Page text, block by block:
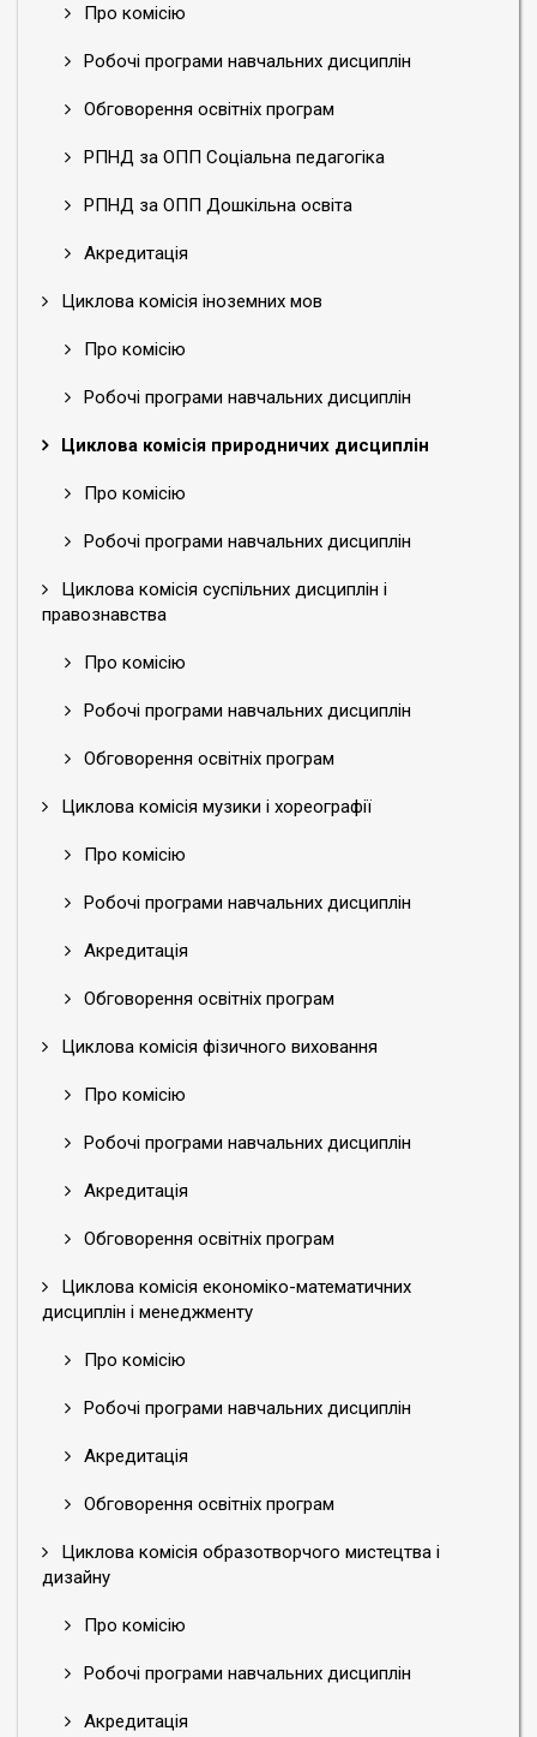
Про комісію
Робочі програми навчальних дисциплін
Обговорення освітніх програм
РПНД за ОПП Соціальна педагогіка
РПНД за ОПП Дошкільна освіта
Акредитація
Циклова комісія іноземних мов
Про комісію
Робочі програми навчальних дисциплін
Циклова комісія природничих дисциплін
Про комісію
Робочі програми навчальних дисциплін
Циклова комісія суспільних дисциплін і
правознавства
Про комісію
Робочі програми навчальних дисциплін
Обговорення освітніх програм
Циклова комісія музики і хореографії
Про комісію
Робочі програми навчальних дисциплін
Акредитація
Обговорення освітніх програм
Циклова комісія фізичного виховання
Про комісію
Робочі програми навчальних дисциплін
Акредитація
Обговорення освітніх програм
Циклова комісія економіко-математичних
дисциплін і менеджменту
Про комісію
Робочі програми навчальних дисциплін
Акредитація
Обговорення освітніх програм
Циклова комісія образотворчого мистецтва і
дизайну
Про комісію
Робочі програми навчальних дисциплін
Акредитація